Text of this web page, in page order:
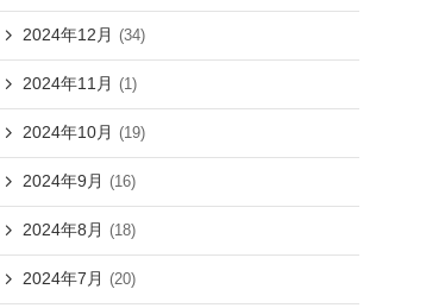
2024年12月 (34)
2024年11月 (1)
2024年10月 (19)
2024年9月 (16)
2024年8月 (18)
2024年7月 (20)